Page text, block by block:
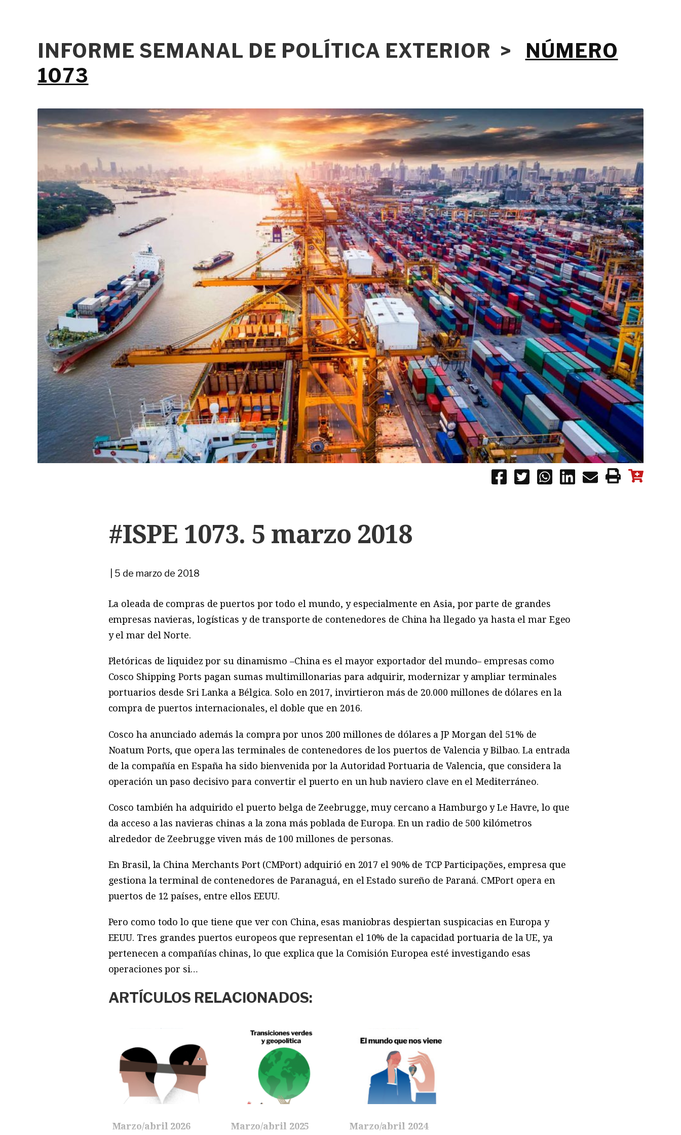
INFORME SEMANAL DE POLÍTICA EXTERIOR > NÚMERO
1073
#ISPE 1073. 5 marzo 2018
5 de marzo de 2018
La oleada de compras de puertos por todo el mundo, y especialmente en Asia, por parte de grandes
empresas navieras, logísticas y de transporte de contenedores de China ha llegado ya hasta el mar Egeo
y el mar del Norte.
Pletóricas de liquidez por su dinamismo –China es el mayor exportador del mundo– empresas como
Cosco Shipping Ports pagan sumas multimillonarias para adquirir, modernizar y ampliar terminales
portuarios desde Sri Lanka a Bélgica. Solo en 2017, invirtieron más de 20.000 millones de dólares en la
compra de puertos internacionales, el doble que en 2016.
Cosco ha anunciado además la compra por unos 200 millones de dólares a JP Morgan del 51% de
Noatum Ports, que opera las terminales de contenedores de los puertos de Valencia y Bilbao. La entrada
de la compañía en España ha sido bienvenida por la Autoridad Portuaria de Valencia, que considera la
operación un paso decisivo para convertir el puerto en un hub naviero clave en el Mediterráneo.
Cosco también ha adquirido el puerto belga de Zeebrugge, muy cercano a Hamburgo y Le Havre, lo que
da acceso a las navieras chinas a la zona más poblada de Europa. En un radio de 500 kilómetros
alrededor de Zeebrugge viven más de 100 millones de personas.
En Brasil, la China Merchants Port (CMPort) adquirió en 2017 el 90% de TCP Participações, empresa que
gestiona la terminal de contenedores de Paranaguá, en el Estado sureño de Paraná. CMPort opera en
puertos de 12 países, entre ellos EEUU.
Pero como todo lo que tiene que ver con China, esas maniobras despiertan suspicacias en Europa y
EEUU. Tres grandes puertos europeos que representan el 10% de la capacidad portuaria de la UE, ya
pertenecen a compañías chinas, lo que explica que la Comisión Europea esté investigando esas
operaciones por si…
ARTÍCULOS RELACIONADOS:
Marzo/abril 2026 Marzo/abril 2025 Marzo/abril 2024